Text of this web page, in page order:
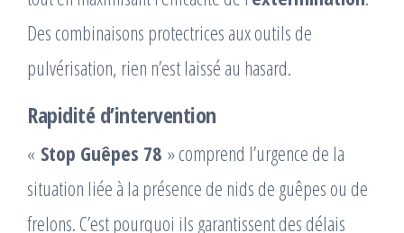
Des combinaisons protectrices aux outils de
pulvérisation, rien n’est laissé au hasard.
Rapidité d’intervention
« Stop Guêpes 78 » comprend l’urgence de la
situation liée à la présence de nids de guêpes ou de
frelons. C’est pourquoi ils garantissent des délais